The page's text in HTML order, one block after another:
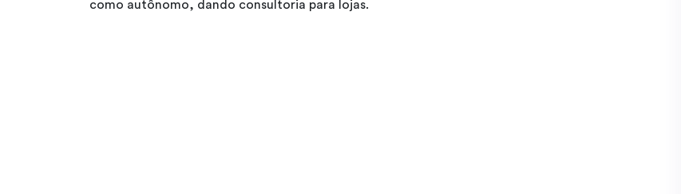
como autônomo, dando consultoria para lojas.